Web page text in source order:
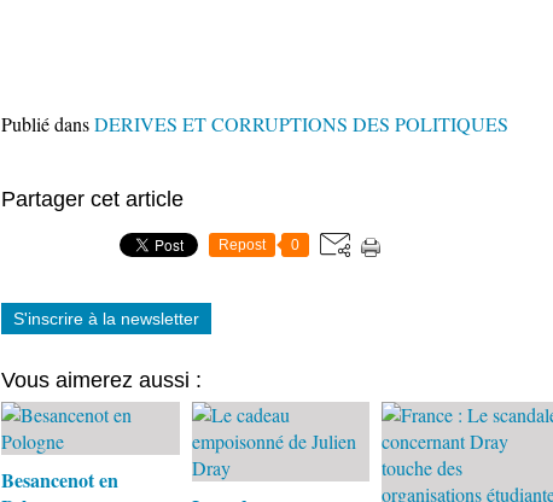
Publié dansDERIVES ET CORRUPTIONS DES POLITIQUES
Partager cet article
Repost 0
S'inscrire à la newsletter
Vous aimerez aussi :
Besancenot en